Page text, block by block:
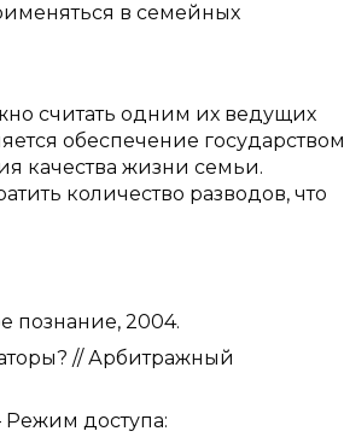
в семейных
считать одним их ведущих
обеспечение государством
качества жизни семьи.
количество разводов, что
познание, 2004.
// Арбитражный
доступа: